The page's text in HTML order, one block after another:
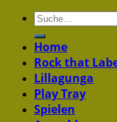
Home
Rock that
Lillagunga
Play Tray
Spielen